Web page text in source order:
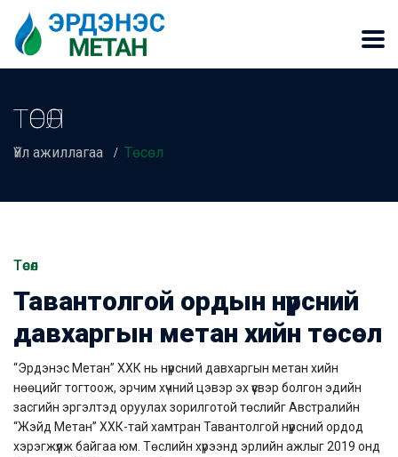
ТӨСӨЛ
Үйл ажиллагаа Төсөл
Төсөл
Тавантолгой ордын нүүрсний
давхаргын метан хийн төсөл
“Эрдэнэс Метан” ХХК нь нүүрсний давхаргын метан хийн
нөөцийг тогтоож, эрчим хүчний цэвэр эх үүсвэр болгон эдийн
засгийн эргэлтэд оруулах зорилготой төслийг Австралийн
“Жэйд Метан” ХХК-тай хамтран Тавантолгой нүүрсний ордод
хэрэгжүүлж байгаа юм. Төслийн хүрээнд эрлийн ажлыг 2019 онд